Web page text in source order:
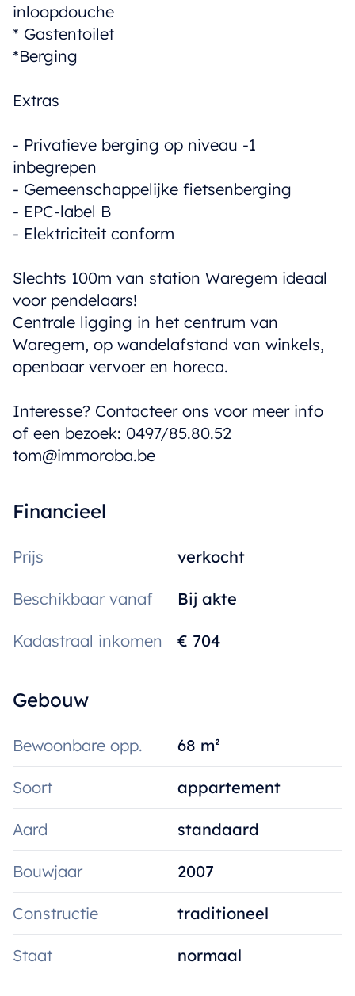
inloopdouche
* Gastentoilet
*Berging
Extras
- Privatieve berging op niveau -1
inbegrepen
- Gemeenschappelijke fietsenberging
- EPC-label B
- Elektriciteit conform
Slechts 100m van station Waregem ideaal
voor pendelaars!
Centrale ligging in het centrum van
Waregem, op wandelafstand van winkels,
openbaar vervoer en horeca.
Interesse? Contacteer ons voor meer info
of een bezoek: 0497/85.80.52
tom@immoroba.be
Financieel
Prijs verkocht
Beschikbaar vanaf Bij akte
Kadastraal inkomen € 704
Gebouw
Bewoonbare opp. 68 m²
Soort appartement
Aard standaard
Bouwjaar 2007
Constructie traditioneel
Staat normaal